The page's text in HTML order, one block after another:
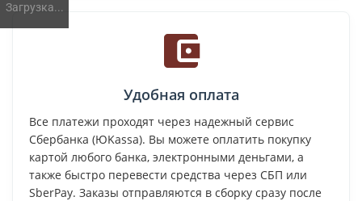
Загрузка...
Удобная оплата
Все платежи проходят через надежный сервис
Сбербанка (ЮKassa). Вы можете оплатить покупку
картой любого банка, электронными деньгами, а
также быстро перевести средства через СБП или
SberPay. Заказы отправляются в сборку сразу после